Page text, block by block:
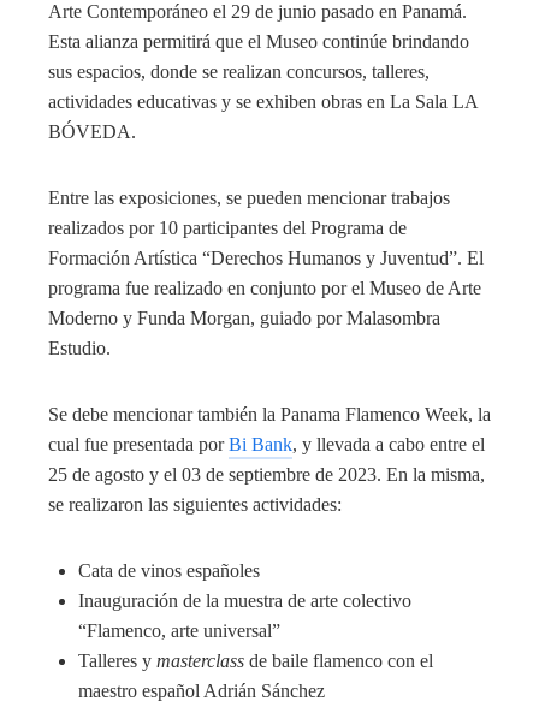
Arte Contemporáneo el 29 de junio pasado en Panamá.
Esta alianza permitirá que el Museo continúe brindando
sus espacios, donde se realizan concursos, talleres,
actividades educativas y se exhiben obras en La Sala LA
BÓVEDA.
Entre las exposiciones, se pueden mencionar trabajos
realizados por 10 participantes del Programa de
Formación Artística “Derechos Humanos y Juventud”. El
programa fue realizado en conjunto por el Museo de Arte
Moderno y Funda Morgan, guiado por Malasombra
Estudio.
Se debe mencionar también la Panama Flamenco Week, la
cual fue presentada porBi Bank, y llevada a cabo entre el
25 de agosto y el 03 de septiembre de 2023. En la misma,
se realizaron las siguientes actividades:
Cata de vinos españoles
Inauguración de la muestra de arte colectivo
“Flamenco, arte universal”
Talleres y masterclass de baile flamenco con el
maestro español Adrián Sánchez